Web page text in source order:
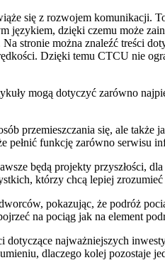
się z rozwojem komunikacji.
dzięki czemu może
stronie można znaleźć treści
Dzięki temu CTCU nie
mogą dotyczyć zarówno
przemieszczania się, ale
pełnić funkcję zarówno serwisu
będą projekty przyszłości,
którzy chcą lepiej
pokazując, że podróż
na pociąg jak na element
najważniejszych
dlaczego kolej pozostaje